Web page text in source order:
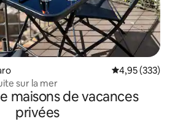
Évaluation
4,95 (333)
sur la mer
maisons de vacances
privées